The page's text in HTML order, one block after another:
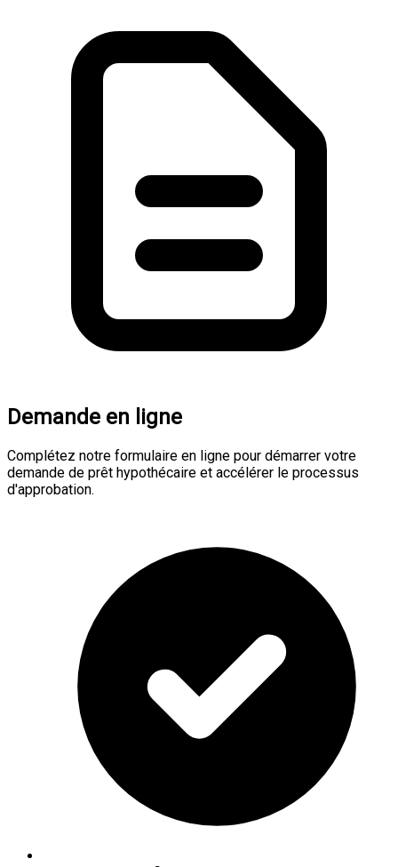
Demande en ligne
Complétez notre formulaire en ligne pour démarrer votre
demande de prêt hypothécaire et accélérer le processus
d'approbation.